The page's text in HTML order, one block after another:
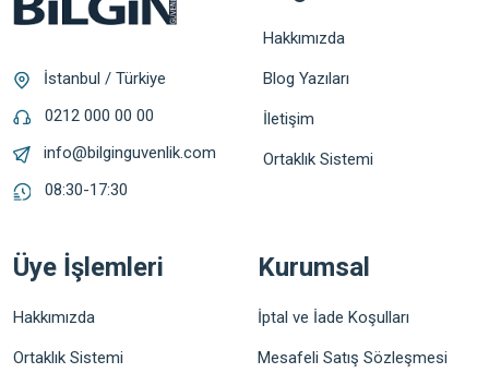
İstanbul / Türkiye
0212 000 00 00
info@bilginguvenlik.com
08:30-17:30
Hakkımızda
Blog Yazıları
İletişim
Ortaklık Sistemi
Üye İşlemleri
Hakkımızda
Ortaklık Sistemi
Kurumsal
İptal ve İade Koşulları
Mesafeli Satış Sözleşmesi